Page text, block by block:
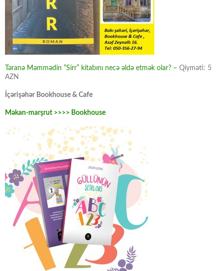
Təranə Məmmədin “Sirr” kitabını necə əldə etmək olar? – Qiyməti: 5
AZN
İçərişəhər Bookhouse & Cafe
Məkan-marşrut >>>> Bookhouse